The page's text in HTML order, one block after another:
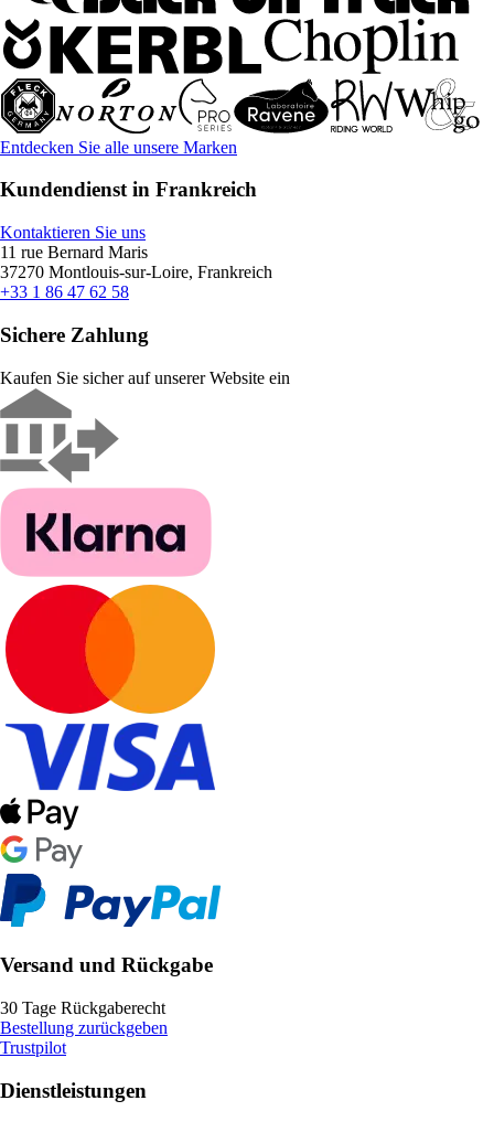
Entdecken Sie alle unsere Marken
Kundendienst in Frankreich
Kontaktieren Sie uns
11 rue Bernard Maris
37270 Montlouis-sur-Loire, Frankreich
+33 1 86 47 62 58
Sichere Zahlung
Kaufen Sie sicher auf unserer Website ein
Versand und Rückgabe
30 Tage Rückgaberecht
Bestellung zurückgeben
Trustpilot
Dienstleistungen